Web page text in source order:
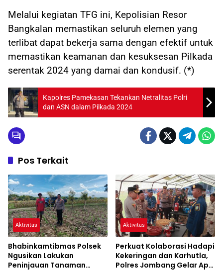
Melalui kegiatan TFG ini, Kepolisian Resor
Bangkalan memastikan seluruh elemen yang
terlibat dapat bekerja sama dengan efektif untuk
memastikan keamanan dan kesuksesan Pilkada
serentak 2024 yang damai dan kondusif. (*)
Kapolres Pamekasan Tekankan Netralitas Polri
dan ASN dalam Pilkada 2024
Pos Terkait
Aktivitas
Bhabinkamtibmas Polsek
Ngusikan Lakukan
Peninjauan Tanaman
Aktivitas
Perkuat Kolaborasi Hadapi
Kekeringan dan Karhutla,
Polres Jombang Gelar Apel